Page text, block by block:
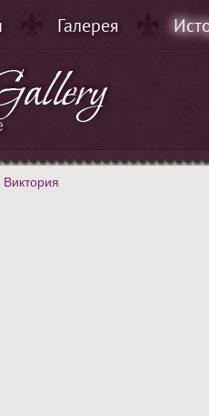
Галерея